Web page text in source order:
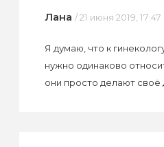
Лана / 21 июня 2019, 17:47
Я думаю, что к
нужно одинаково
они просто делают своё